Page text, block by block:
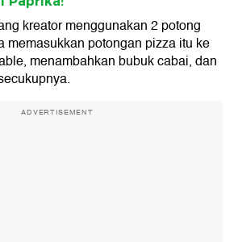
kreator menggunakan 2 potong
memasukkan potongan pizza itu ke
menambahkan bubuk cabai, dan
ADVERTISEMENT